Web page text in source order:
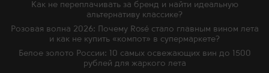
Как не переплачивать за бренд и найти идеальную
альтернативу классике?
Розовая волна 2026: Почему Rosé стало главным вином лета
и как не купить «компот» в супермаркете?
Белое золото России: 10 самых освежающих вин до 1500
рублей для жаркого лета